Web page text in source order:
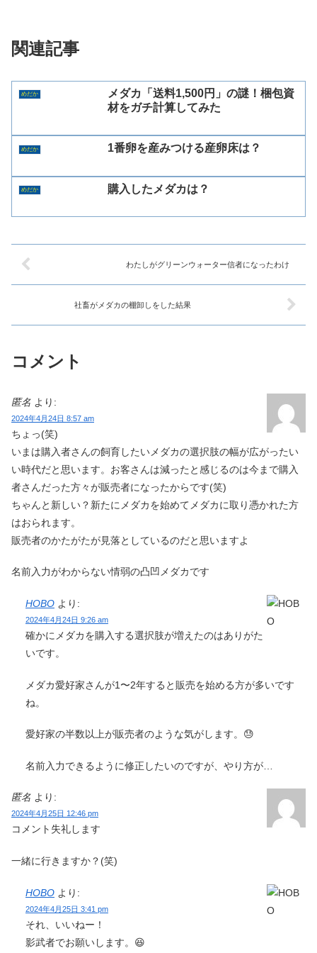
関連記事
めだか
メダカ「送料1,500円」の謎！梱包資
材をガチ計算してみた
めだか 1番卵を産みつける産卵床は？
めだか 購入したメダカは？
わたしがグリーンウォーター信者になったわけ
社畜がメダカの棚卸しをした結果
コメント
匿名 より:
2024年4月24日 8:57 am
ちょっ(笑)
いまは購入者さんの飼育したいメダカの選択肢の幅が広がったい
い時代だと思います。お客さんは減ったと感じるのは今まで購入
者さんだった方々が販売者になったからです(笑)
ちゃんと新しい？新たにメダカを始めてメダカに取り憑かれた方
はおられます。
販売者のかたがたが見落としているのだと思いますよ
名前入力がわからない情弱の凸凹メダカです
HOBO より:
2024年4月24日 9:26 am
確かにメダカを購入する選択肢が増えたのはありがた
いです。
メダカ愛好家さんが1〜2年すると販売を始める方が多いです
ね。
愛好家の半数以上が販売者のような気がします。😓
名前入力できるように修正したいのですが、やり方が…
匿名 より:
2024年4月25日 12:46 pm
コメント失礼します
一緒に行きますか？(笑)
HOBO より:
2024年4月25日 3:41 pm
それ、いいねー！
影武者でお願いします。😆